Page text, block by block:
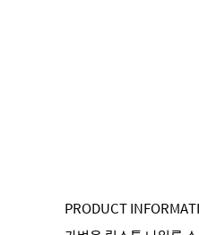
PRODUCT